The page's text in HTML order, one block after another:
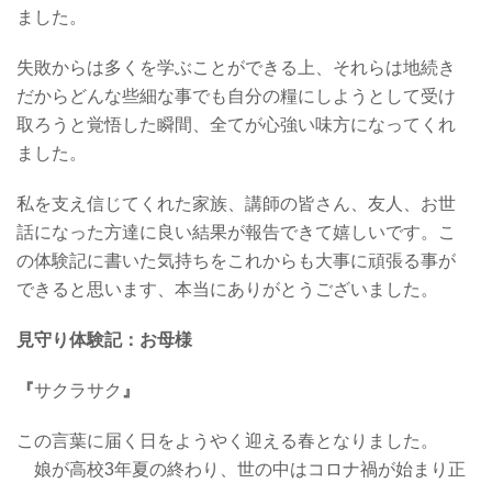
ました。
失敗からは多くを学ぶことができる上、それらは地続き
だからどんな些細な事でも自分の糧にしようとして受け
取ろうと覚悟した瞬間、全てが心強い味方になってくれ
ました。
私を支え信じてくれた家族、講師の皆さん、友人、お世
話になった方達に良い結果が報告できて嬉しいです。こ
の体験記に書いた気持ちをこれからも大事に頑張る事が
できると思います、本当にありがとうございました。
見守り体験記：お母様
『サクラサク 』
この言葉に届く日をようやく迎える春となりました。
娘が高校3年夏の終わり、世の中はコロナ禍が始まり正